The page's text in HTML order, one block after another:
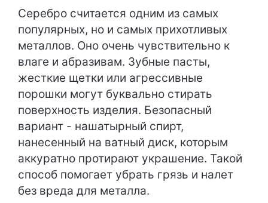
Серебро считается одним из самых
популярных, но и самых прихотливых
металлов. Оно очень чувствительно к
влаге и абразивам. Зубные пасты,
жесткие щетки или агрессивные
порошки могут буквально стирать
поверхность изделия. Безопасный
вариант - нашатырный спирт,
нанесенный на ватный диск, которым
аккуратно протирают украшение. Такой
способ помогает убрать грязь и налет
без вреда для металла.